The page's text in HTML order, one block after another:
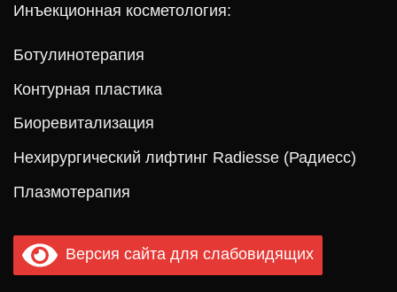
Инъекционная косметология:
Ботулинотерапия
Контурная пластика
Биоревитализация
Нехирургический лифтинг Radiesse (Радиесс)
Плазмотерапия
Версия сайта для слабовидящих